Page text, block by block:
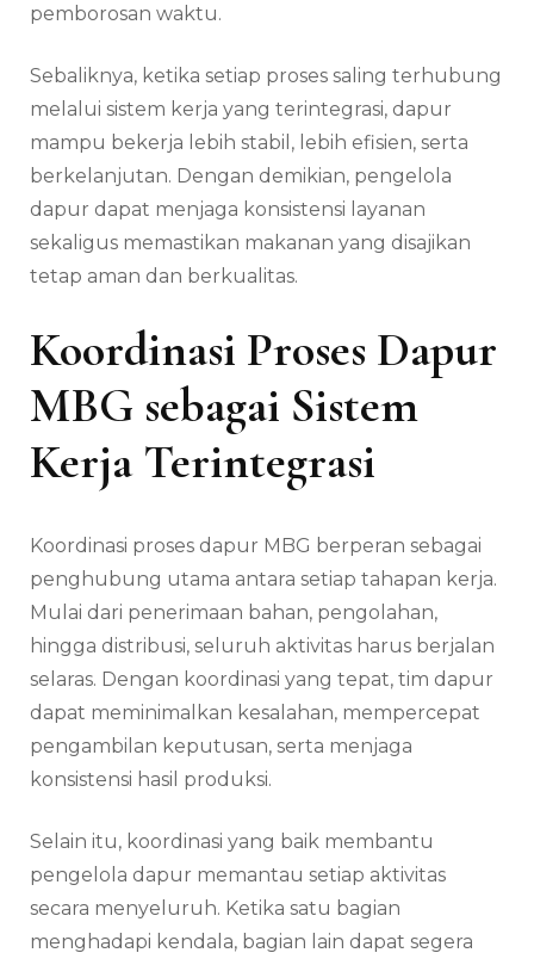
pemborosan waktu.
Sebaliknya, ketika setiap proses saling terhubung
melalui sistem kerja yang terintegrasi, dapur
mampu bekerja lebih stabil, lebih efisien, serta
berkelanjutan. Dengan demikian, pengelola
dapur dapat menjaga konsistensi layanan
sekaligus memastikan makanan yang disajikan
tetap aman dan berkualitas.
Koordinasi Proses Dapur
MBG sebagai Sistem
Kerja Terintegrasi
Koordinasi proses dapur MBG berperan sebagai
penghubung utama antara setiap tahapan kerja.
Mulai dari penerimaan bahan, pengolahan,
hingga distribusi, seluruh aktivitas harus berjalan
selaras. Dengan koordinasi yang tepat, tim dapur
dapat meminimalkan kesalahan, mempercepat
pengambilan keputusan, serta menjaga
konsistensi hasil produksi.
Selain itu, koordinasi yang baik membantu
pengelola dapur memantau setiap aktivitas
secara menyeluruh. Ketika satu bagian
menghadapi kendala, bagian lain dapat segera